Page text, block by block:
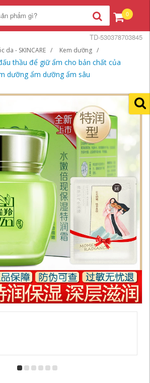
0
da - SKINCARE Kem dưỡng
thầu để giữ ẩm cho bản chất của
dưỡng ẩm dưỡng ẩm sâu
TD-530378703845